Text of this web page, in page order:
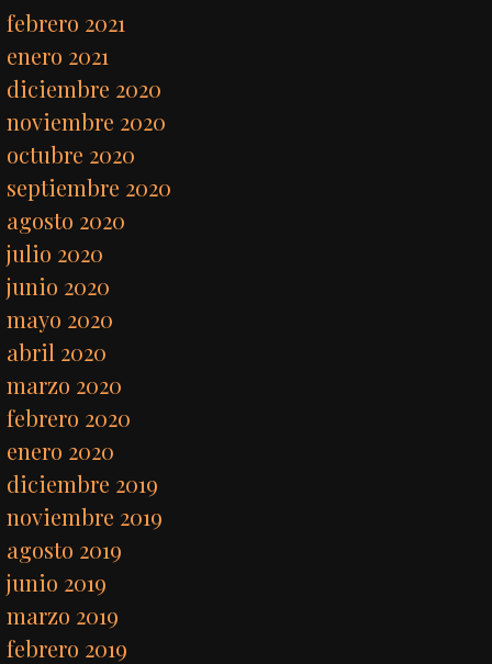
febrero 2021
enero 2021
diciembre 2020
noviembre 2020
octubre 2020
septiembre 2020
agosto 2020
julio 2020
junio 2020
mayo 2020
abril 2020
marzo 2020
febrero 2020
enero 2020
diciembre 2019
noviembre 2019
agosto 2019
junio 2019
marzo 2019
febrero 2019